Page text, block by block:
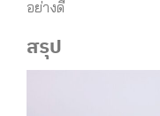
อย่างดี
สรุป